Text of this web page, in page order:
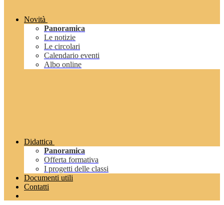
Novità
Panoramica
Le notizie
Le circolari
Calendario eventi
Albo online
Didattica
Panoramica
Offerta formativa
I progetti delle classi
Documenti utili
Contatti